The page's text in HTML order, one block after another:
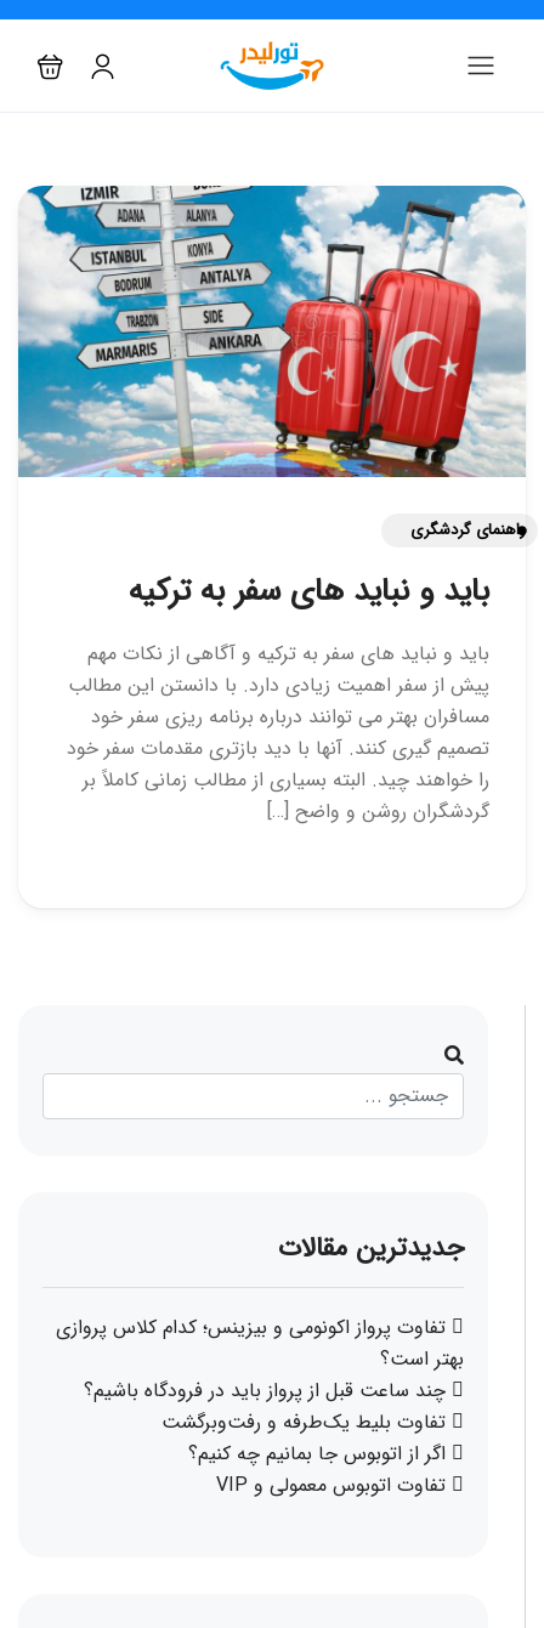
راهنمای گردشگری
باید و نباید های سفر به ترکیه
باید و نباید های سفر به ترکیه و آگاهی از نکات مهم
پیش از سفر اهمیت زیادی دارد. با دانستن این مطالب
مسافران بهتر می توانند درباره برنامه ریزی سفر خود
تصمیم گیری کنند. آنها با دید بازتری مقدمات سفر خود
را خواهند چید. البته بسیاری از مطالب زمانی کاملاً بر
گردشگران روشن و واضح […]
جدیدترین مقالات
تفاوت پرواز اکونومی و بیزینس؛ کدام کلاس پروازی
بهتر است؟
چند ساعت قبل از پرواز باید در فرودگاه باشیم؟
تفاوت بلیط یک‌طرفه و رفت‌وبرگشت
اگر از اتوبوس جا بمانیم چه کنیم؟
تفاوت اتوبوس معمولی و VIP